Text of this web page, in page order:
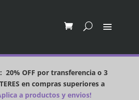
:20% OFF por transferencia o 3
en compras superiores a
a productos y envios!